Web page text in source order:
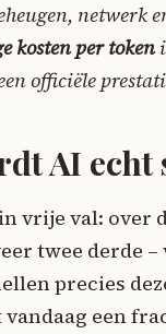
netwerk
kosten per token
officiële
AI
vrije val: over
twee derde
precies
een